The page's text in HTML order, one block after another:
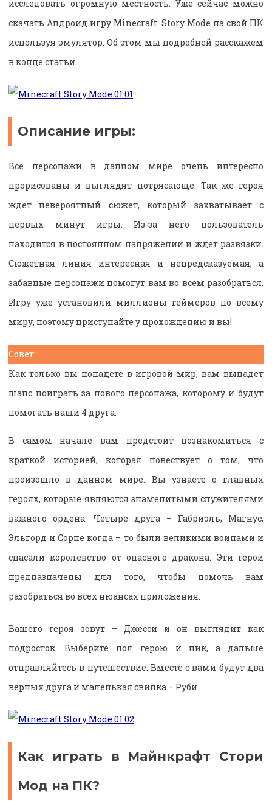
исследовать огромную местность. Уже сейчас можно
скачать Андроид игру Minecraft: Story Mode на свой ПК
используя эмулятор. Об этом мы подробней расскажем
в конце статьи.
Описание игры:
Все персонажи в данном мире очень интересно
прорисованы и выглядят потрясающе. Так же героя
ждет невероятный сюжет, который захватывает с
первых минут игры. Из-за него пользователь
находится в постоянном напряжении и ждет развязки.
Сюжетная линия интересная и непредсказуемая, а
забавные персонажи помогут вам во всем разобраться.
Игру уже установили миллионы геймеров по всему
миру, поэтому приступайте у прохождению и вы!
Совет:
Как только вы попадете в игровой мир, вам выпадет
шанс поиграть за нового персонажа, которому и будут
помогать наши 4 друга.
В самом начале вам предстоит познакомиться с
краткой историей, которая повествует о том, что
произошло в данном мире. Вы узнаете о главных
героях, которые являются знаменитыми служителями
важного ордена. Четыре друга – Габриэль, Магнус,
Эльгорд и Сорне когда – то были великими воинами и
спасали королевство от опасного дракона. Эти герои
предназначены для того, чтобы помочь вам
разобраться во всех нюансах приложения.
Вашего героя зовут – Джесси и он выглядит как
подросток. Выберите пол герою и ник, а дальше
отправляйтесь в путешествие. Вместе с вами будут два
верных друга и маленькая свинка – Руби.
Как играть в Майнкрафт Стори
Мод на ПК?